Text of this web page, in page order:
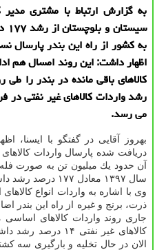
به گزارش ارتباط با مشتری
اظهار داشت: این روند امسال هم
كالاهای باقی مانده در بندر را
می رسد.
بهروز آقایی در گفتگو با ایسنا،
دریافت شده پارسال واردات
آن حدود یك میلیون تن به صورت
سال ۱۳۹۷ معادل ۱۷۷ درصد رشد داشته است.
وی با اشاره به واردات انواع
جاری روند واردات كالاهای اساسی
كالاهای غیر نفتی
الان در حال تخلیه و بارگیری سه